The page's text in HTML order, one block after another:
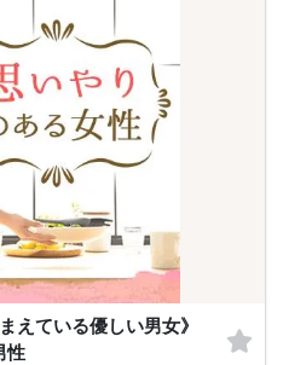
えている優しい男女》
性